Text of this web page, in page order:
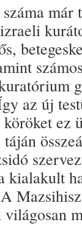
már
az új
ez
kialakult